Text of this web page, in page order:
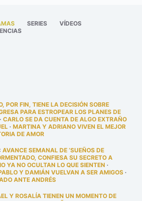
SERIES
VÍDEOS
POR FIN, TIENE LA DECISIÓN SOBRE
PARA ESTROPEAR LOS PLANES DE
CARLO SE DA CUENTA DE ALGO EXTRAÑO
· MARTINA Y ADRIANO VIVEN EL MEJOR
DE AMOR
: AVANCE SEMANAL DE ‘SUEÑOS DE
CONFIESA SU SECRETO A
YA NO OCULTAN LO QUE SIENTEN ·
Y DAMIÁN VUELVAN A SER AMIGOS·
ANTE ANDRÉS
Y ROSALÍA TIENEN UN MOMENTO DE